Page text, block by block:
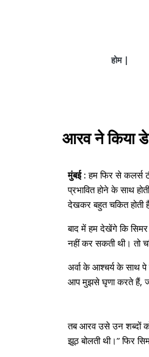
होम |
आरव ने किया
मुंबई :हम फिर से कलर्स
प्रभावित होने के साथ
देखकर बहुत चकित
बाद में हम देखेंगे कि
नहीं कर सकती थी। तो
अर्वा के आश्चर्य के साथ
आप मुझसे घृणा करते हैं,
तब आरव उसे उन शब्दों
झूठ बोलती थी।” फिर